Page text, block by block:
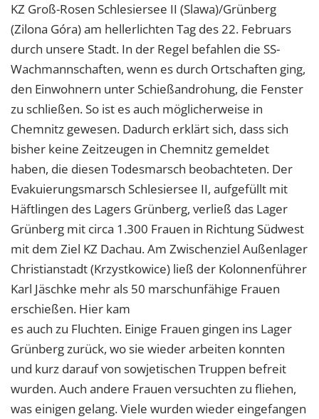
KZ Groß-Rosen Schlesiersee II (Slawa)/Grünberg
(Zilona Góra) am hellerlichten Tag des 22. Februars
durch unsere Stadt. In der Regel befahlen die SS-
Wachmannschaften, wenn es durch Ortschaften ging,
den Einwohnern unter Schießandrohung, die Fenster
zu schließen. So ist es auch möglicherweise in
Chemnitz gewesen. Dadurch erklärt sich, dass sich
bisher keine Zeitzeugen in Chemnitz gemeldet
haben, die diesen Todesmarsch beobachteten. Der
Evakuierungsmarsch Schlesiersee II, aufgefüllt mit
Häftlingen des Lagers Grünberg, verließ das Lager
Grünberg mit circa 1.300 Frauen in Richtung Südwest
mit dem Ziel KZ Dachau. Am Zwischenziel Außenlager
Christianstadt (Krzystkowice) ließ der Kolonnenführer
Karl Jäschke mehr als 50 marschunfähige Frauen
erschießen. Hier kam
es auch zu Fluchten. Einige Frauen gingen ins Lager
Grünberg zurück, wo sie wieder arbeiten konnten
und kurz darauf von sowjetischen Truppen befreit
wurden. Auch andere Frauen versuchten zu fliehen,
was einigen gelang. Viele wurden wieder eingefangen